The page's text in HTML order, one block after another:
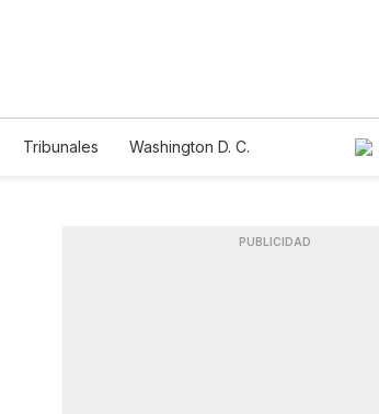
Tribunales
Washington D. C.
PUBLICIDAD